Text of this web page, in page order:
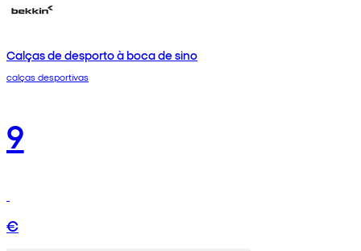
Calças de desporto à boca de sino
calças desportivas
9
€